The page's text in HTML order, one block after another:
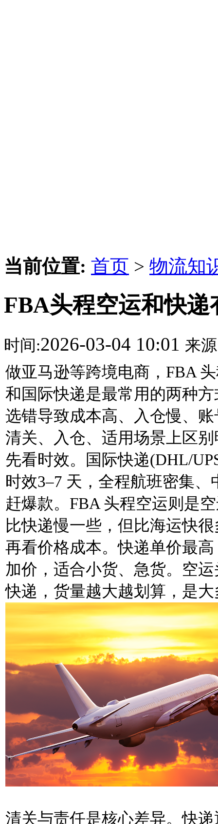
当前位置: 首页 > 物流知
FBA头程空运和快递
时间:2026-03-04 10:01 来
做亚马逊等跨境电商，FBA
和国际快递是最常用的两种
选错导致成本高、入仓慢、
清关、入仓、适用场景上区
先看时效。国际快递(DHL/
时效3–7 天，全程航班密集
赶爆款。FBA 头程空运则是
比快递慢一些，但比海运快
再看价格成本。快递单价最
加价，适合小货、急货。空
快递，货量越大越划算，是
清关与责任是核心差异。快